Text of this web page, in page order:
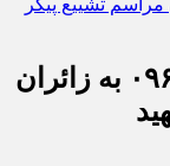
خدمات رایگان امدادخودرو ۰۹۶۶۳ به زائران